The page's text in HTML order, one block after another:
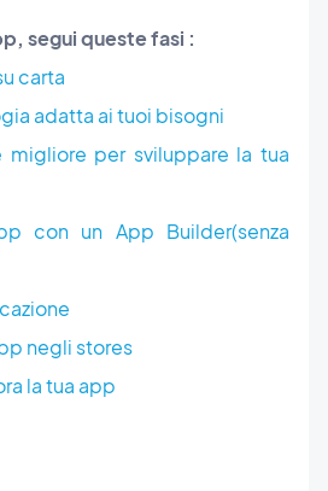
segui queste fasi :
carta
adatta ai tuoi bisogni
migliore per sviluppare la tua
con un App Builder(senza
negli stores
la tua app